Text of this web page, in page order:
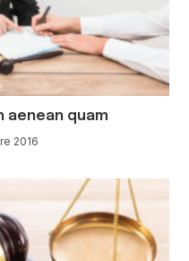
aenean quam
2016